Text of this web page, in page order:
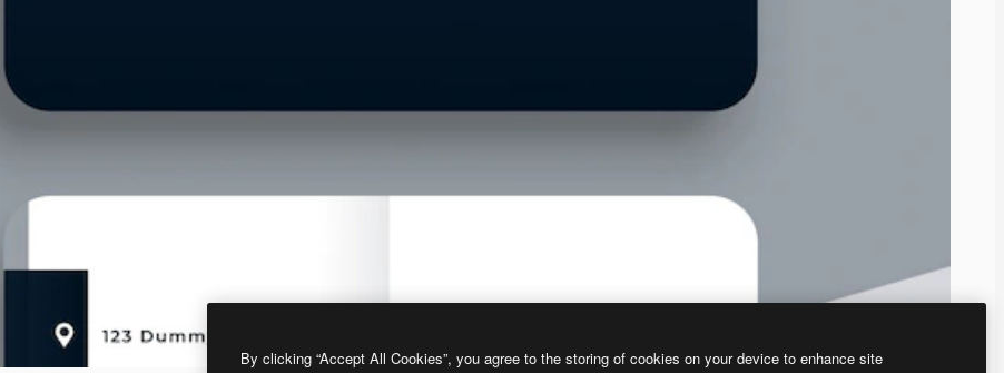
By clicking “Accept All Cookies”, you agree to the storing of cookies on your device to enhance site